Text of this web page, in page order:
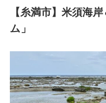
【糸満市】米須海
ム」